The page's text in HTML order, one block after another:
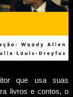
que usa suas
livros e contos, o